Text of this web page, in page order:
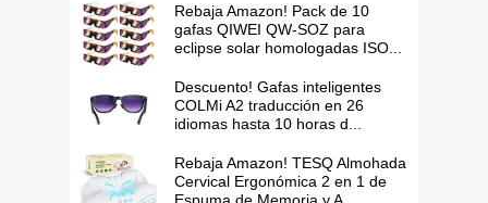
Rebaja Amazon! Pack de 10
gafas QIWEI QW-SOZ para
eclipse solar homologadas ISO...
Descuento! Gafas inteligentes
COLMi A2 traducción en 26
idiomas hasta 10 horas d...
Rebaja Amazon! TESQ Almohada
Cervical Ergonómica 2 en 1 de
Espuma de Memoria y A...